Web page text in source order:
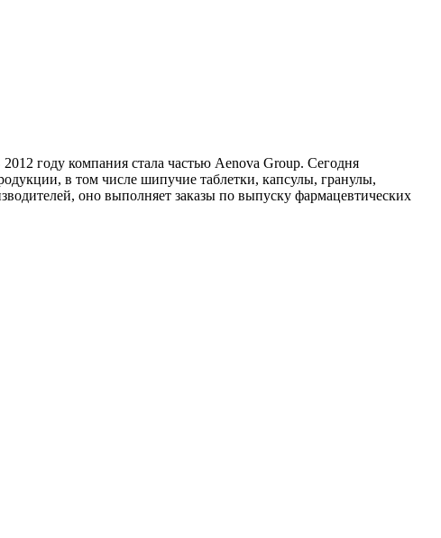
году компания стала частью Aenova Group. Сегодня
в том числе шипучие таблетки, капсулы, гранулы,
оно выполняет заказы по выпуску фармацевтических